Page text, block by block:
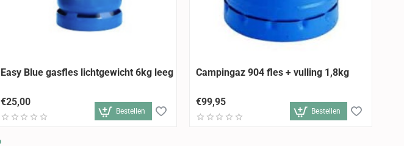
ALLEEN AFHALEN
Easy Blue gasfles lichtgewicht 6kg leeg
€25,00
Bestellen ALLEEN AFHALEN
Campingaz 904 fles + vulling 1,8kg
€99,95
Bestellen